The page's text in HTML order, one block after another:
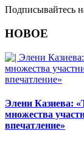
Подписывайтесь
НОВОЕ
Элени Казиева:
множества
впечатление»